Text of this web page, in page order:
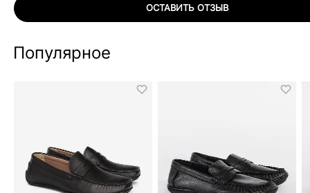
ОСТАВИТЬ ОТЗЫВ
Популярное